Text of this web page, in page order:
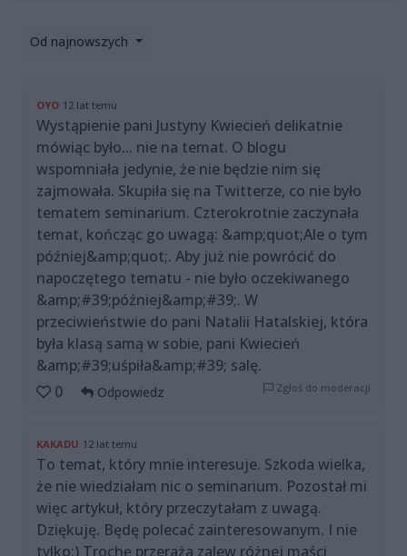
Od najnowszych
OYO 12 lat temu
Wystąpienie pani Justyny Kwiecień delikatnie
mówiąc było... nie na temat. O blogu
wspomniała jedynie, że nie będzie nim się
zajmowała. Skupiła się na Twitterze, co nie było
tematem seminarium. Czterokrotnie zaczynała
temat, kończąc go uwagą: &amp;quot;Ale o tym
później&amp;quot;. Aby już nie powrócić do
napoczętego tematu - nie było oczekiwanego
&amp;#39;później&amp;#39;. W
przeciwieństwie do pani Natalii Hatalskiej, która
była klasą samą w sobie, pani Kwiecień
&amp;#39;uśpiła&amp;#39; salę.
0
Odpowiedz Zgłoś do moderacji
KAKADU 12 lat temu
To temat, który mnie interesuje. Szkoda wielka,
że nie wiedziałam nic o seminarium. Pozostał mi
więc artykuł, który przeczytałam z uwagą.
Dziękuję. Będę polecać zainteresowanym. I nie
tylko:) Trochę przeraża zalew różnej maści